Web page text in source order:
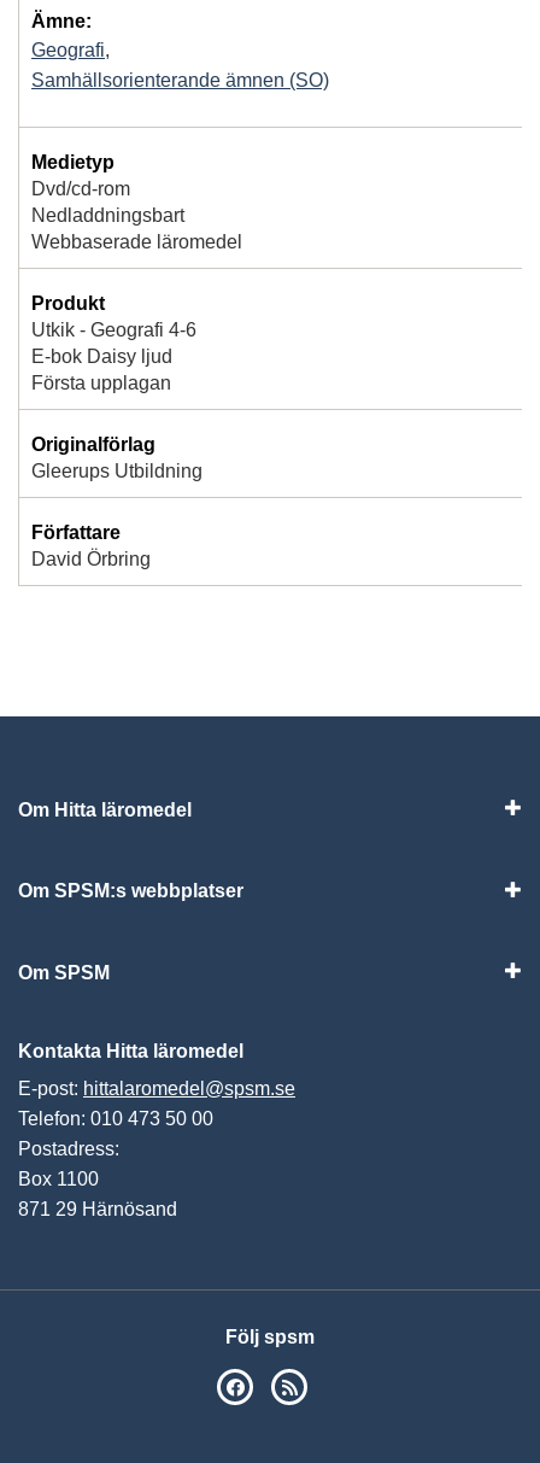
Ämne:
Geografi,
Samhällsorienterande ämnen (SO)
Medietyp
Dvd/cd-rom
Nedladdningsbart
Webbaserade läromedel
Produkt
Utkik - Geografi 4-6
E-bok Daisy ljud
Första upplagan
Originalförlag
Gleerups Utbildning
Författare
David Örbring
Om Hitta läromedel
Om SPSM:s webbplatser
Om SPSM
Kontakta Hitta läromedel
E-post: hittalaromedel@spsm.se
Telefon: 010 473 50 00
Postadress:
Box 1100
871 29 Härnösand
Följ spsm
SPSM på Facebook